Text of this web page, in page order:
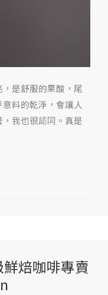
是舒服的果酸，尾
料的乾淨，會讓人
我也很認同。真是
焙咖啡專賣